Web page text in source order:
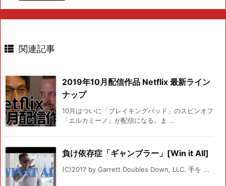
関連記事
2019年10月配信作品 Netflix 最新ライン
ナップ
10月はついに「ブレイキングバッド」のスピンオフ
「エルカミーノ」が配信になる。ま ...
負け依存症「ギャンブラー」[Win it All]
(C)2017 by Garrett Doubles Down, LLC. 手を ...